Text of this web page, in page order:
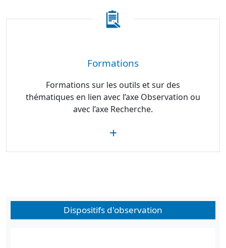
Formations
Formations sur les outils et sur des
thématiques en lien avec l’axe Observation ou
avec l’axe Recherche.
Dispositifs d'observation